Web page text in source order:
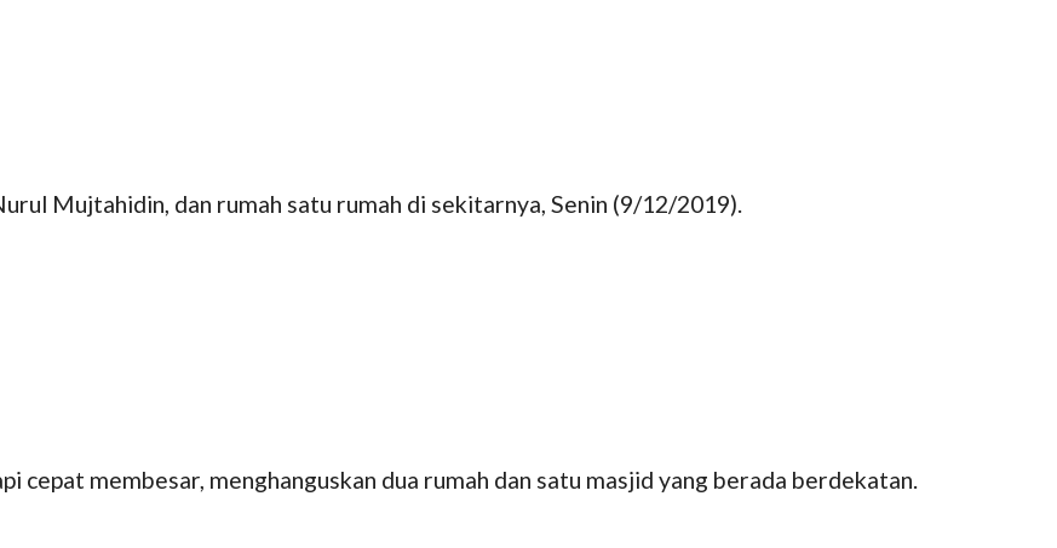
Mujtahidin, dan rumah satu rumah di sekitarnya, Senin (9/12/2019).
cepat membesar, menghanguskan dua rumah dan satu masjid yang berada berdekatan.